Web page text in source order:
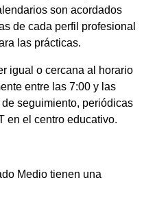
son acordados
de cada perfil profesional
las prácticas.
igual o cercana al horario
entre las 7:00 y las
seguimiento, periódicas
en el centro educativo.
Medio tienen una